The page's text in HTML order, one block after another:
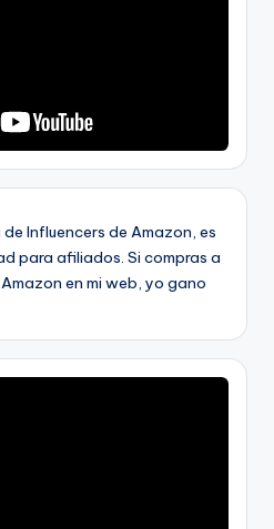
Influencers de Amazon, es
para afiliados. Si compras a
en mi web, yo gano